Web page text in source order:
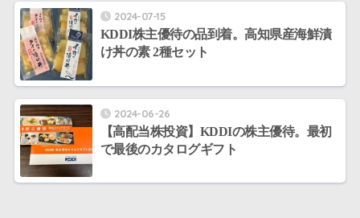
2024-07-15
KDDI株主優待の品到着。高知県産海鮮漬
け丼の素 2種セット
2024-06-26
【高配当株投資】KDDIの株主優待。最初
で最後のカタログギフト